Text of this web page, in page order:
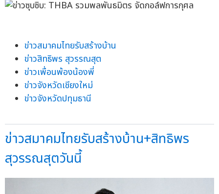
ข่าวสมาคมไทยรับสร้างบ้าน
ข่าวสิทธิพร สุวรรณสุต
ข่าวเพื่อนพ้องน้องพี่
ข่าวจังหวัดเชียงใหม่
ข่าวจังหวัดปทุมธานี
ข่าวสมาคมไทยรับสร้างบ้าน+สิทธิพร
สุวรรณสุตวันนี้